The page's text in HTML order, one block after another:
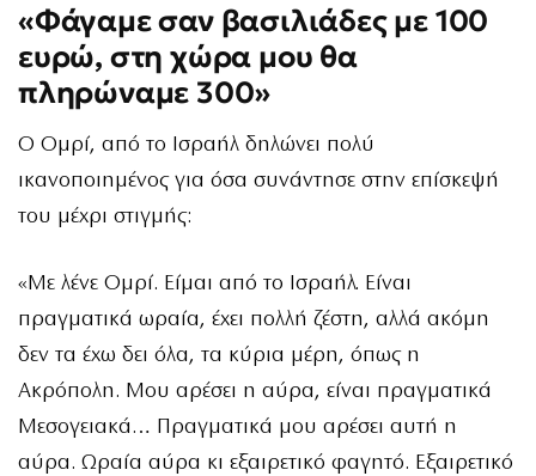
«Φάγαμε σαν βασιλιάδες με 100
ευρώ, στη χώρα μου θα
πληρώναμε 300»
Ο Ομρί, από το Ισραήλ δηλώνει πολύ
ικανοποιημένος για όσα συνάντησε στην επίσκεψή
του μέχρι στιγμής:
«Με λένε Ομρί. Είμαι από το Ισραήλ. Είναι
πραγματικά ωραία, έχει πολλή ζέστη, αλλά ακόμη
δεν τα έχω δει όλα, τα κύρια μέρη, όπως η
Ακρόπολη. Μου αρέσει η αύρα, είναι πραγματικά
Μεσογειακά… Πραγματικά μου αρέσει αυτή η
αύρα. Ωραία αύρα κι εξαιρετικό φαγητό. Εξαιρετικό